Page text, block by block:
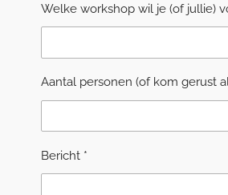
Welke workshop wil je (of jullie)
Aantal personen (of kom gerust
Bericht *